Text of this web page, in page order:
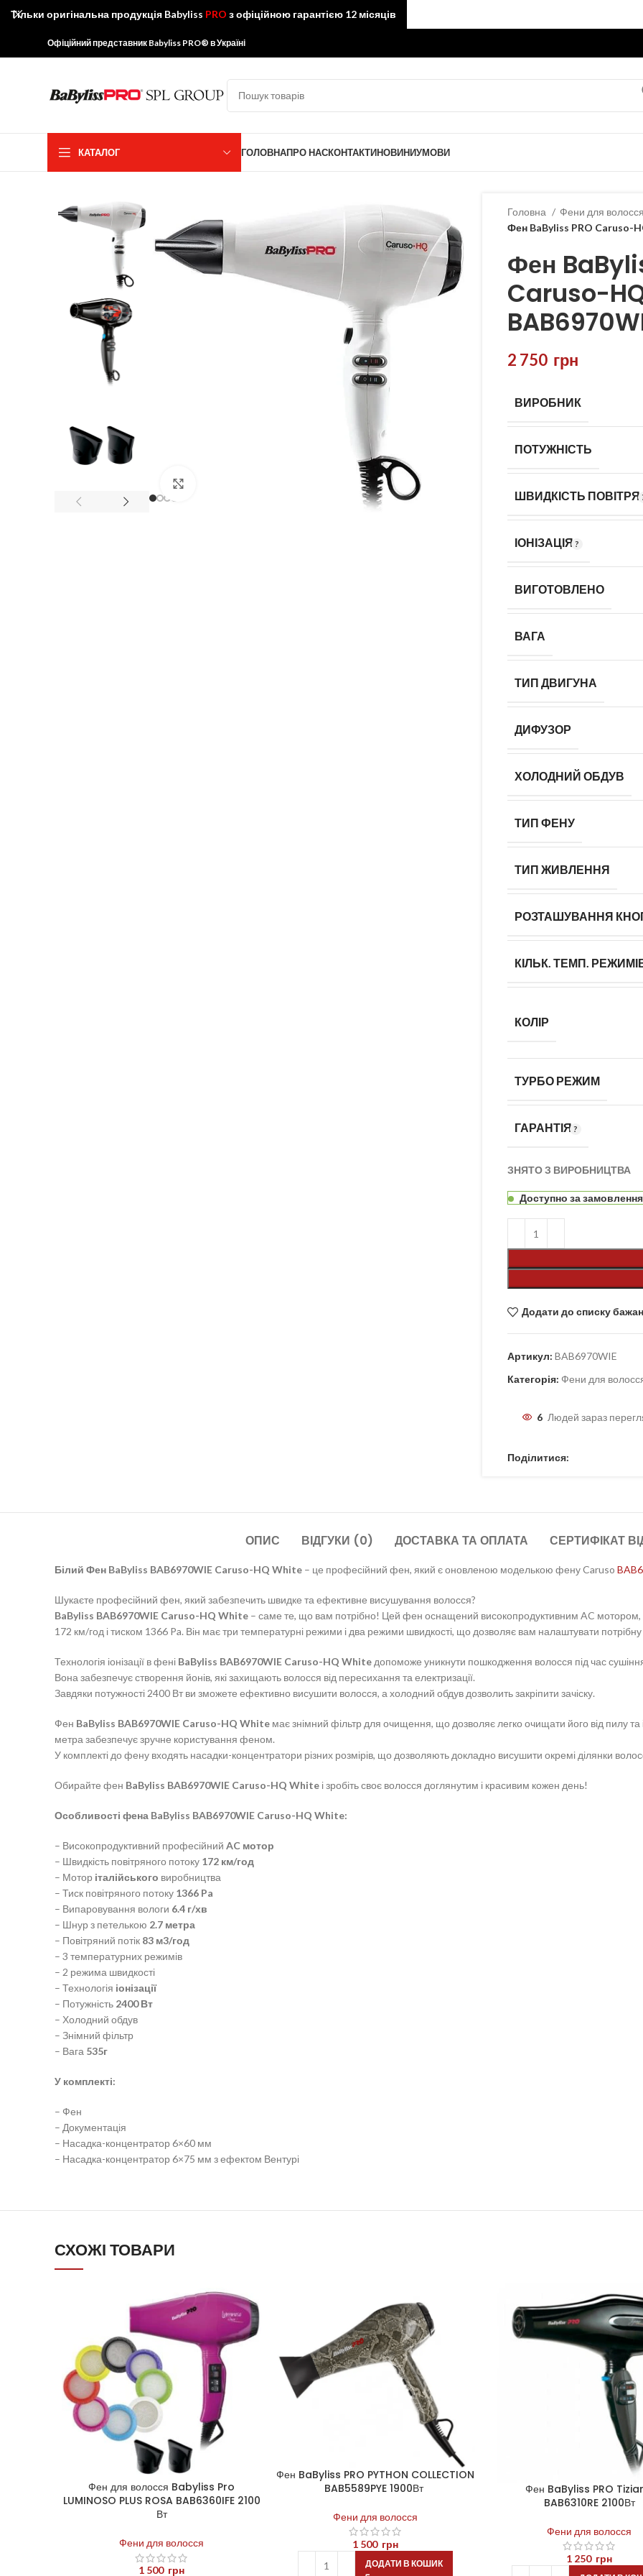
Офіційний представник Babyliss PRO® в Україні
КАТАЛОГ ГОЛОВНАПРО НАСКОНТАКТИНОВИНИУМОВИ
Головна
Фени для волосся
Фен BaByliss PRO Caruso-
Фен
Caruso-
2 750 грн
ВИРОБНИК
ПОТУЖНІСТЬ
ШВИДКІСТЬ ПОВІТРЯ
ІОНІЗАЦІЯ
ВИГОТОВЛЕНО
ВАГА
ТИП ДВИГУНА
ДИФУЗОР
ХОЛОДНИЙ ОБДУВ
ТИП ФЕНУ
ТИП ЖИВЛЕННЯ
РОЗТАШУВАННЯ
КІЛЬК. ТЕМП.
КОЛІР
ТУРБО РЕЖИМ
ГАРАНТІЯ
ЗНЯТО З ВИРОБНИЦТВА
Доступно за
Додати до списку
Артикул: BAB6970WIE
Категорія: Фени для
6 Людей зараз
Поділитися:
ОПИС ВІДГУКИ (0) ДОСТАВКА ТА ОПЛАТА СЕРТИФІКАТ
Білий Фен BaByliss BAB6970WIE Caruso-HQ White – це професійний фен, який є оновленою моделькою фену Caruso
Шукаєте професійний фен, який забезпечить швидке та ефективне висушування волосся?
BaByliss BAB6970WIE Caruso-HQ White – саме те, що вам потрібно! Цей фен оснащений високопродуктивним AC мотором,
172 км/год і тиском 1366 Pa. Він має три температурні режими і два режими швидкості, що дозволяє вам налаштувати
Технологія іонізації в фені BaByliss BAB6970WIE Caruso-HQ White допоможе уникнути пошкодження волосся під час
Вона забезпечує створення йонів, які захищають волосся від пересихання та електризації.
Завдяки потужності 2400 Вт ви зможете ефективно висушити волосся, а холодний обдув дозволить закріпити зачіску.
Фен BaByliss BAB6970WIE Caruso-HQ White має знімний фільтр для очищення, що дозволяє легко очищати його від пилу
метра забезпечує зручне користування феном.
У комплекті до фену входять насадки-концентратори різних розмірів, що дозволяють докладно висушити окремі ділянки
Обирайте фен BaByliss BAB6970WIE Caruso-HQ White і зробіть своє волосся доглянутим і красивим кожен день!
Особливості фена BaByliss BAB6970WIE Caruso-HQ White:
– Високопродуктивний професійний AC мотор
– Швидкість повітряного потоку 172 км/год
– Мотор італійського виробництва
– Тиск повітряного потоку 1366 Pa
– Випаровування вологи 6.4 г/хв
– Шнур з петелькою 2.7 метра
– Повітряний потік 83 м3/год
– 3 температурних режимів
– 2 режима швидкості
– Технологія іонізації
– Потужність 2400 Вт
– Холодний обдув
– Знімний фільтр
– Вага 535г
У комплекті:
– Фен
– Документація
– Насадка-концентратор 6×60 мм
– Насадка-концентратор 6×75 мм з ефектом Вентурі
СХОЖІ ТОВАРИ
Фен для волосся Babyliss Pro
LUMINOSO PLUS ROSA BAB6360IFE 2100
Вт
Фени для волосся
1 500 грн
Фен BaByliss PRO PYTHON COLLECTION
BAB5589PYE 1900Вт
Фени для волосся
1 500 грн
ДОДАТИ В КОШИК
Фен BaByliss PRO
BAB6310RE 2100Вт
Фени для волосся
1 250 грн
Тільки оригінальна продукція Babyliss PRO з офіційною гарантією 12 місяців